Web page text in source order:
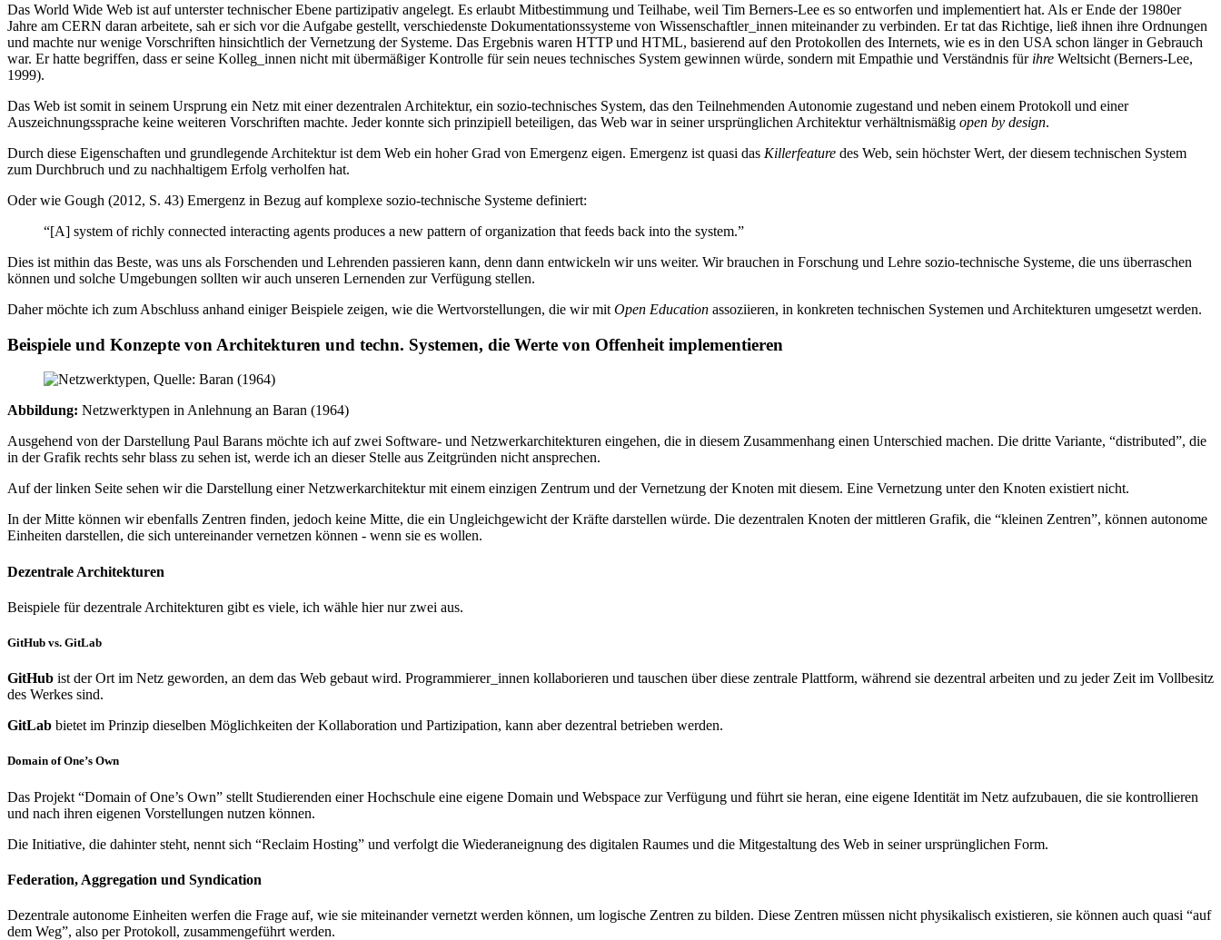
Das World Wide Web ist auf unterster technischer Ebene partizipativ angelegt. Es erlaubt Mitbestimmung und Teilhabe, weil Tim Berners-Lee es so entworfen und implementiert hat. Als er Ende der 1980er
Jahre am CERN daran arbeitete, sah er sich vor die Aufgabe gestellt, verschiedenste Dokumentationssysteme von Wissenschaftler_innen miteinander zu verbinden. Er tat das Richtige, ließ ihnen ihre Ordnungen
und machte nur wenige Vorschriften hinsichtlich der Vernetzung der Systeme. Das Ergebnis waren HTTP und HTML, basierend auf den Protokollen des Internets, wie es in den USA schon länger in Gebrauch
war. Er hatte begriffen, dass er seine Kolleg_innen nicht mit übermäßiger Kontrolle für sein neues technisches System gewinnen würde, sondern mit Empathie und Verständnis für ihre Weltsicht (Berners-Lee,
1999).
Das Web ist somit in seinem Ursprung ein Netz mit einer dezentralen Architektur, ein sozio-technisches System, das den Teilnehmenden Autonomie zugestand und neben einem Protokoll und einer
Auszeichnungssprache keine weiteren Vorschriften machte. Jeder konnte sich prinzipiell beteiligen, das Web war in seiner ursprünglichen Architektur verhältnismäßig open by design.
Durch diese Eigenschaften und grundlegende Architektur ist dem Web ein hoher Grad von Emergenz eigen. Emergenz ist quasi das Killerfeature des Web, sein höchster Wert, der diesem technischen System
zum Durchbruch und zu nachhaltigem Erfolg verholfen hat.
Oder wie Gough (2012, S. 43) Emergenz in Bezug auf komplexe sozio-technische Systeme definiert:
“[A] system of richly connected interacting agents produces a new pattern of organization that feeds back into the system.”
Dies ist mithin das Beste, was uns als Forschenden und Lehrenden passieren kann, denn dann entwickeln wir uns weiter. Wir brauchen in Forschung und Lehre sozio-technische Systeme, die uns überraschen
können und solche Umgebungen sollten wir auch unseren Lernenden zur Verfügung stellen.
Daher möchte ich zum Abschluss anhand einiger Beispiele zeigen, wie die Wertvorstellungen, die wir mit Open Education assoziieren, in konkreten technischen Systemen und Architekturen umgesetzt werden.
Beispiele und Konzepte von Architekturen und techn. Systemen, die Werte von Offenheit implementieren
Abbildung: Netzwerktypen in Anlehnung an Baran (1964)
Ausgehend von der Darstellung Paul Barans möchte ich auf zwei Software- und Netzwerkarchitekturen eingehen, die in diesem Zusammenhang einen Unterschied machen. Die dritte Variante, “distributed”, die
in der Grafik rechts sehr blass zu sehen ist, werde ich an dieser Stelle aus Zeitgründen nicht ansprechen.
Auf der linken Seite sehen wir die Darstellung einer Netzwerkarchitektur mit einem einzigen Zentrum und der Vernetzung der Knoten mit diesem. Eine Vernetzung unter den Knoten existiert nicht.
In der Mitte können wir ebenfalls Zentren finden, jedoch keine Mitte, die ein Ungleichgewicht der Kräfte darstellen würde. Die dezentralen Knoten der mittleren Grafik, die “kleinen Zentren”, können autonome
Einheiten darstellen, die sich untereinander vernetzen können - wenn sie es wollen.
Dezentrale Architekturen
Beispiele für dezentrale Architekturen gibt es viele, ich wähle hier nur zwei aus.
GitHub vs. GitLab
GitHub ist der Ort im Netz geworden, an dem das Web gebaut wird. Programmierer_innen kollaborieren und tauschen über diese zentrale Plattform, während sie dezentral arbeiten und zu jeder Zeit im Vollbesitz
des Werkes sind.
GitLab bietet im Prinzip dieselben Möglichkeiten der Kollaboration und Partizipation, kann aber dezentral betrieben werden.
Domain of One’s Own
Das Projekt “Domain of One’s Own” stellt Studierenden einer Hochschule eine eigene Domain und Webspace zur Verfügung und führt sie heran, eine eigene Identität im Netz aufzubauen, die sie kontrollieren
und nach ihren eigenen Vorstellungen nutzen können.
Die Initiative, die dahinter steht, nennt sich “Reclaim Hosting” und verfolgt die Wiederaneignung des digitalen Raumes und die Mitgestaltung des Web in seiner ursprünglichen Form.
Federation, Aggregation und Syndication
Dezentrale autonome Einheiten werfen die Frage auf, wie sie miteinander vernetzt werden können, um logische Zentren zu bilden. Diese Zentren müssen nicht physikalisch existieren, sie können auch quasi “auf
dem Weg”, also per Protokoll, zusammengeführt werden.